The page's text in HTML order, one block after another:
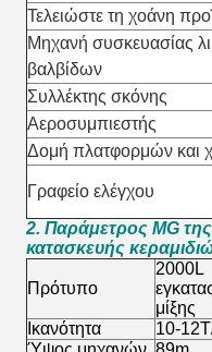
Τελειώστε τη χοάνη
Μηχανή συσκευασίας
βαλβίδων
Συλλέκτης σκόνης
Αεροσυμπιεστής
Δομή πλατφορμών και
Γραφείο ελέγχου
2. Παράμετρος MG
κατασκευής
Πρότυπο
2000L
μίξης
Ικανότητα
10-